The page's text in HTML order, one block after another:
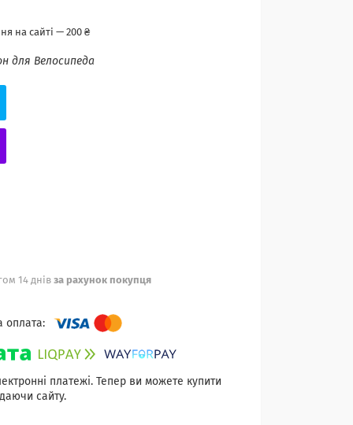
на сайті — 200 ₴
для Велосипеда
14 днів за рахунок покупця
платежі. Тепер ви можете купити
сайту.